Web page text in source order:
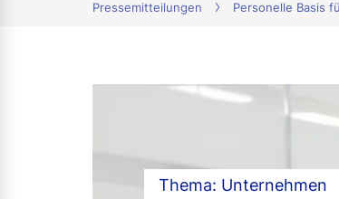
Pressemitteilungen Personelle Basis
Thema: Unternehmen